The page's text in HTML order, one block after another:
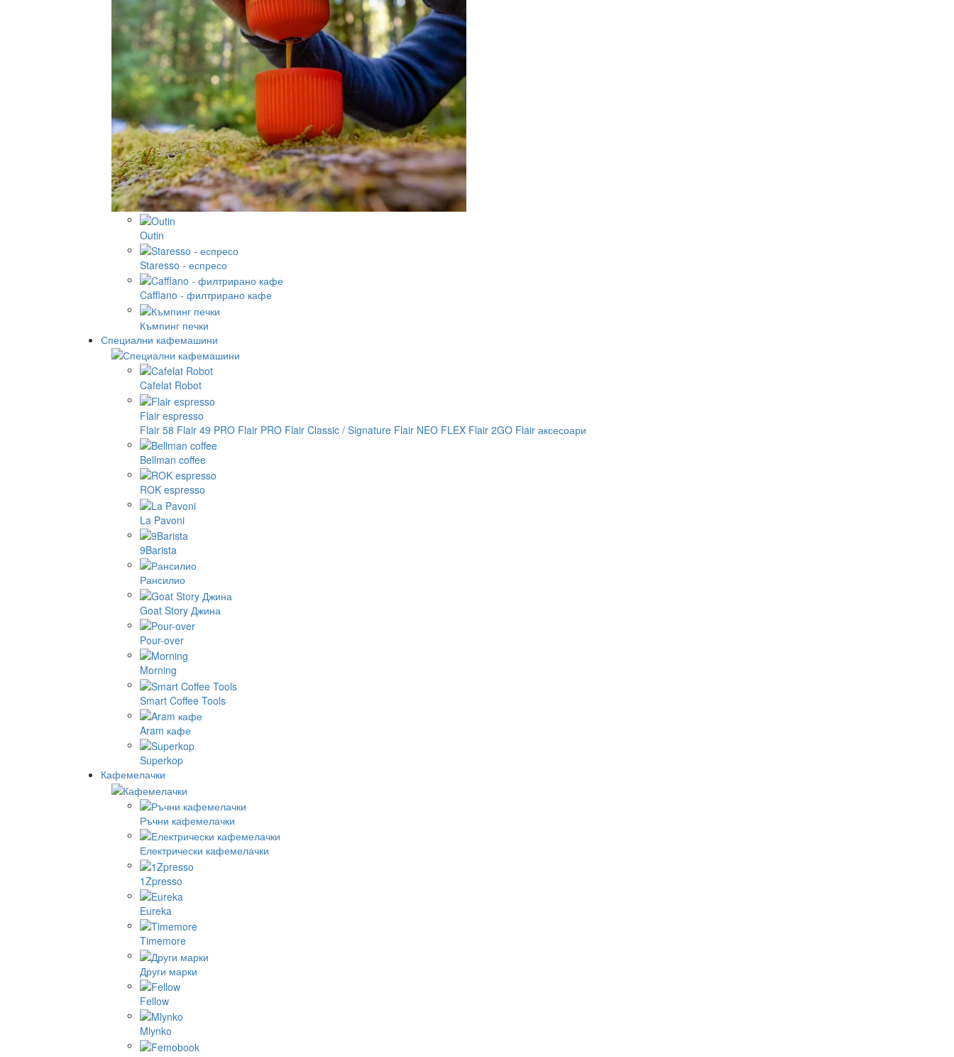
Outin
Staresso - еспресо
Cafflano - филтрирано кафе
Къмпинг печки
Специални кафемашини
Cafelat Robot
Flair espresso
Flair 58 Flair 49 PRO Flair PRO Flair Classic / Signature Flair NEO FLEX Flair 2GO Flair аксесоари
Bellman coffee
ROK espresso
La Pavoni
9Barista
Рансилио
Goat Story Джина
Pour-over
Morning
Smart Coffee Tools
Aram кафе
Superkop
Кафемелачки
Ръчни кафемелачки
Електрически кафемелачки
1Zpresso
Eureka
Timemore
Други марки
Fellow
Mlynko